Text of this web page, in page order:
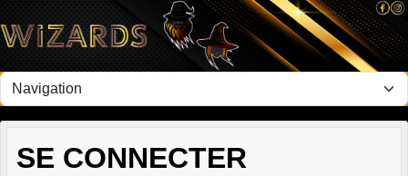
SE CONNECTER
Panneau de gestion des cookies